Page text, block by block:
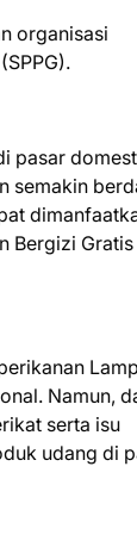
organisasi
pasar
semakin
Bergizi Gratis
Namun,
serta isu
udang di